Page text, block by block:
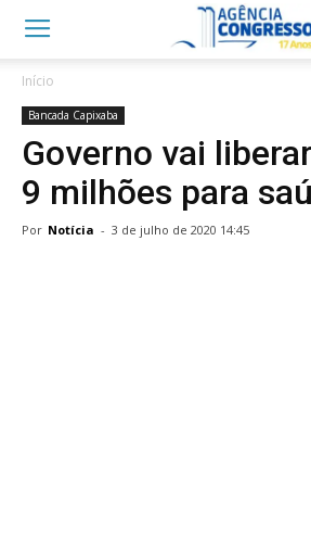
Início
Bancada Capixaba
Governo vai
9 milhões para
Por Notícia - 3 de julho de 2020 14:45